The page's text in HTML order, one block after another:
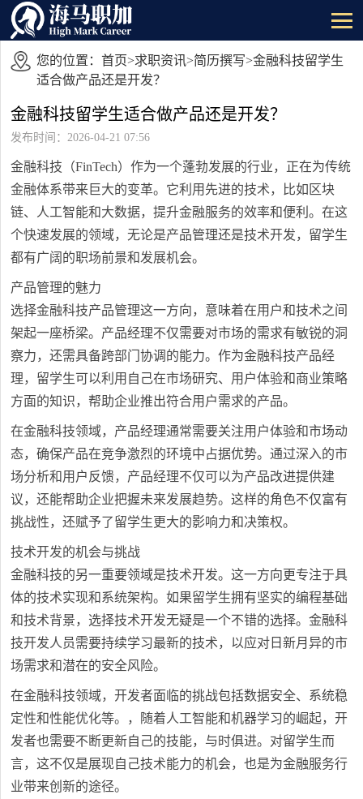
您的位置： 首页>求职资讯>简历撰写>金融科技留学生
适合做产品还是开发？
金融科技留学生适合做产品还是开发？
发布时间：2026-04-21 07:56
金融科技（FinTech）作为一个蓬勃发展的行业，正在为传统
金融体系带来巨大的变革。它利用先进的技术，比如区块
链、人工智能和大数据，提升金融服务的效率和便利。在这
个快速发展的领域，无论是产品管理还是技术开发，留学生
都有广阔的职场前景和发展机会。
产品管理的魅力
选择金融科技产品管理这一方向，意味着在用户和技术之间
架起一座桥梁。产品经理不仅需要对市场的需求有敏锐的洞
察力，还需具备跨部门协调的能力。作为金融科技产品经
理，留学生可以利用自己在市场研究、用户体验和商业策略
方面的知识，帮助企业推出符合用户需求的产品。
在金融科技领域，产品经理通常需要关注用户体验和市场动
态，确保产品在竞争激烈的环境中占据优势。通过深入的市
场分析和用户反馈，产品经理不仅可以为产品改进提供建
议，还能帮助企业把握未来发展趋势。这样的角色不仅富有
挑战性，还赋予了留学生更大的影响力和决策权。
技术开发的机会与挑战
金融科技的另一重要领域是技术开发。这一方向更专注于具
体的技术实现和系统架构。如果留学生拥有坚实的编程基础
和技术背景，选择技术开发无疑是一个不错的选择。金融科
技开发人员需要持续学习最新的技术，以应对日新月异的市
场需求和潜在的安全风险。
在金融科技领域，开发者面临的挑战包括数据安全、系统稳
定性和性能优化等。，随着人工智能和机器学习的崛起，开
发者也需要不断更新自己的技能，与时俱进。对留学生而
言，这不仅是展现自己技术能力的机会，也是为金融服务行
业带来创新的途径。